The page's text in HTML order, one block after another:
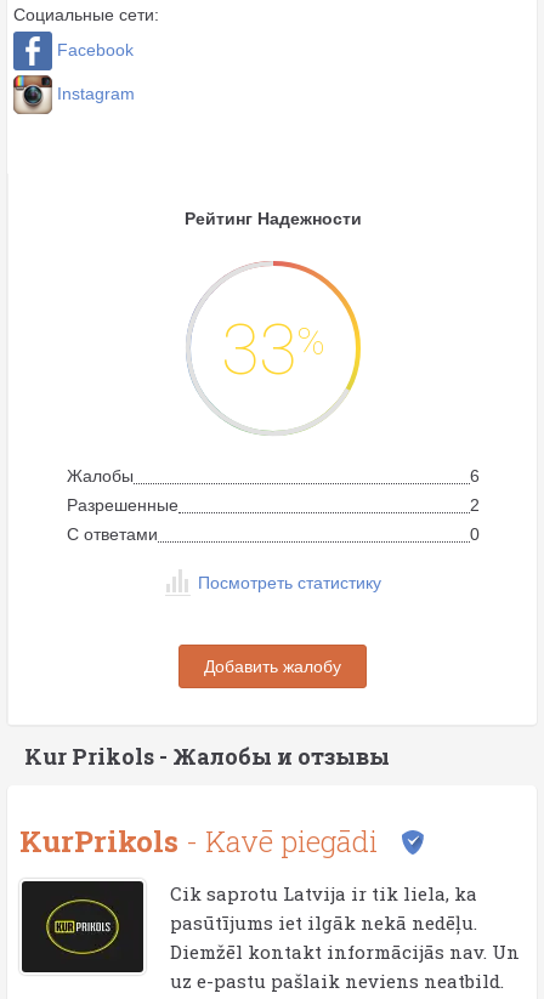
Социальные сети:
Facebook
Instagram
Рейтинг Надежности
33%
Жалобы
6
Разрешенные
2
C ответами
0
Посмотреть статистику
Добавить жалобу
Kur Prikols - Жалобы и отзывы
KurPrikols - Kavē piegādi
Cik saprotu Latvija ir tik liela, ka
pasūtījums iet ilgāk nekā nedēļu.
Diemžēl kontakt informācijās nav. Un
uz e-pastu pašlaik neviens neatbild.